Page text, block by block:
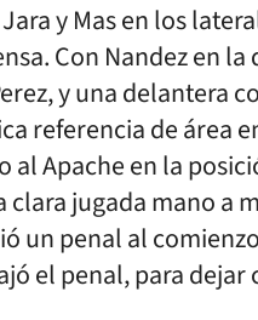
y Mas en los
Con Nandez en
y una delantera
referencia de área
al Apache en la
jugada mano a
un penal al
el penal, para dejar